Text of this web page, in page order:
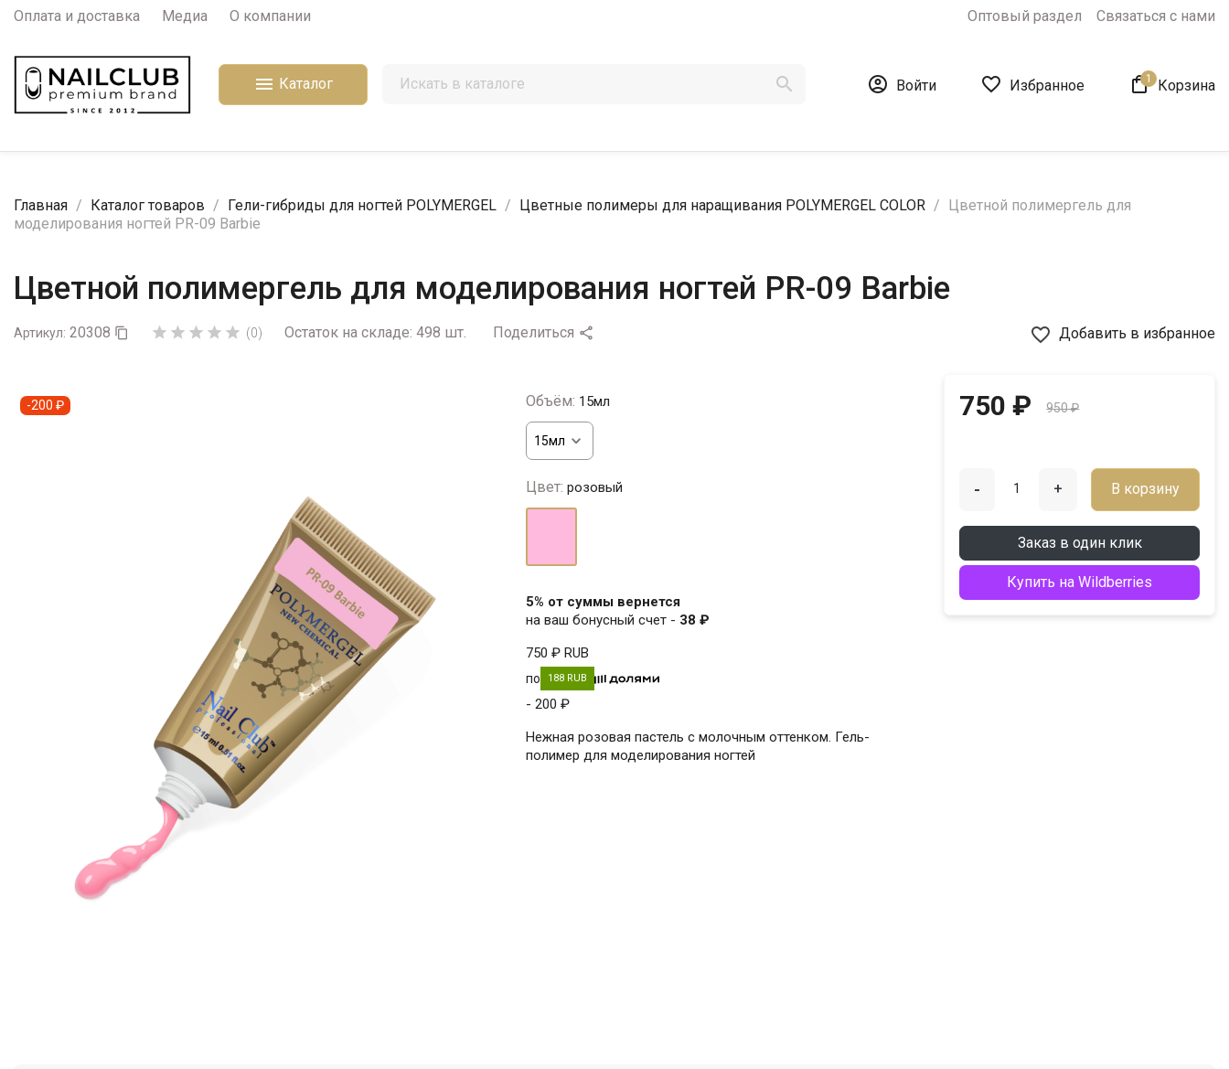
Оплата и доставка Медиа О компании Оптовый раздел Связаться с нами
 Каталог   Войти  Избранное  Корзина
1
Главная Каталог товаров Гели-гибриды для ногтей POLYMERGEL Цветные полимеры для наращивания POLYMERGEL COLOR
Цветной полимергель для
моделирования ногтей PR-09 Barbie
Цветной полимергель для моделирования ногтей PR-09 Barbie
Артикул: 20308       (0) Остаток на складе: 498 шт. Поделиться  favorite_border Добавить в избранное
-200 ₽ Объём: 15мл
Цвет: розовый
5% от суммы вернется
на ваш бонусный счет - 38 ₽
750 ₽ RUB
по 188 RUB
- 200 ₽
Нежная розовая пастель с молочным оттенком. Гель-
полимер для моделирования ногтей
750 ₽ 950 ₽
- + В корзину
Заказ в один клик
Купить на Wildberries